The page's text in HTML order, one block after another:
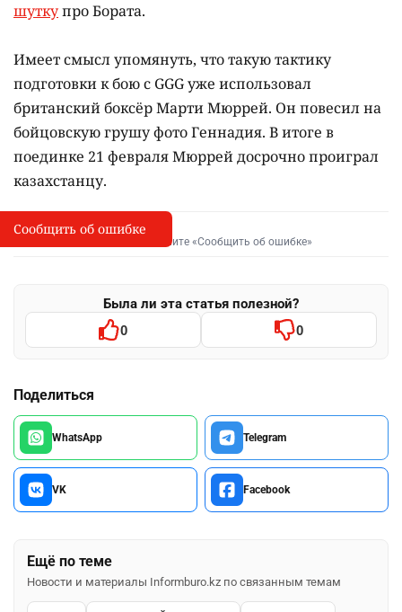
шуткупро Бората.
Имеет смысл упомянуть, что такую тактику
подготовки к бою с GGG уже использовал
британский боксёр Марти Мюррей. Он повесил на
бойцовскую грушу фото Геннадия. В итоге в
поединке 21 февраля Мюррей досрочно проиграл
казахстанцу.
I
Сообщить об опечатке
Выделите фрагмент и нажмите «Сообщить об ошибке»
Была ли эта статья полезной?
0 0
Поделиться
WhatsApp Telegram
VK Facebook
Ещё по теме
Новости и материалы Informburo.kz по связанным темам
Сообщить об ошибке